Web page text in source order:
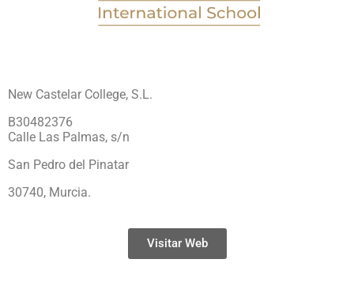
New Castelar College, S.L.
B30482376
Calle Las Palmas, s/n
San Pedro del Pinatar
30740, Murcia.
Visitar Web